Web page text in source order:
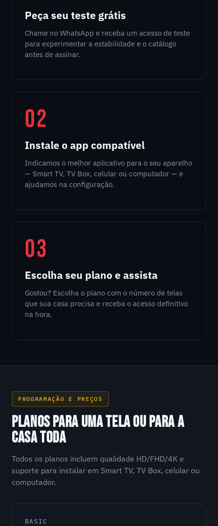
Peça seu teste grátis
Chame no WhatsApp e receba um acesso de teste
para experimentar a estabilidade e o catálogo
antes de assinar.
02
Instale o app compatível
Indicamos o melhor aplicativo para o seu aparelho
— Smart TV, TV Box, celular ou computador — e
ajudamos na configuração.
03
Escolha seu plano e assista
Gostou? Escolha o plano com o número de telas
que sua casa precisa e receba o acesso definitivo
na hora.
PROGRAMAÇÃO E PREÇOS
PLANOS PARA UMA TELA OU PARA A
CASA TODA
Todos os planos incluem qualidade HD/FHD/4K e
suporte para instalar em Smart TV, TV Box, celular ou
computador.
BASIC